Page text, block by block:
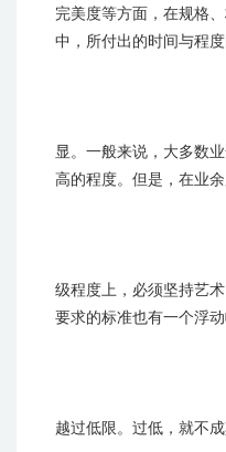
完美度等方面，在规格
中，所付出的时间与程
显。一般来说，大多数
高的程度。但是，在业
级程度上，必须坚持艺
要求的标准也有一个浮
越过低限。过低，就不